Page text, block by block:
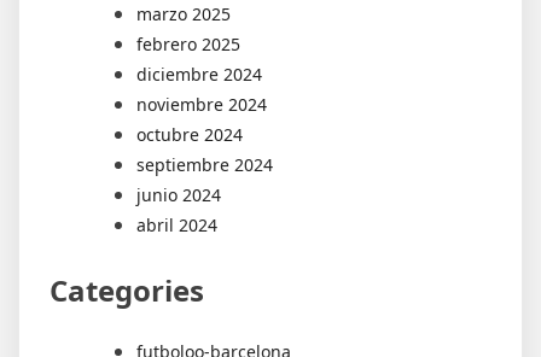
marzo 2025
febrero 2025
diciembre 2024
noviembre 2024
octubre 2024
septiembre 2024
junio 2024
abril 2024
Categories
futboloo-barcelona